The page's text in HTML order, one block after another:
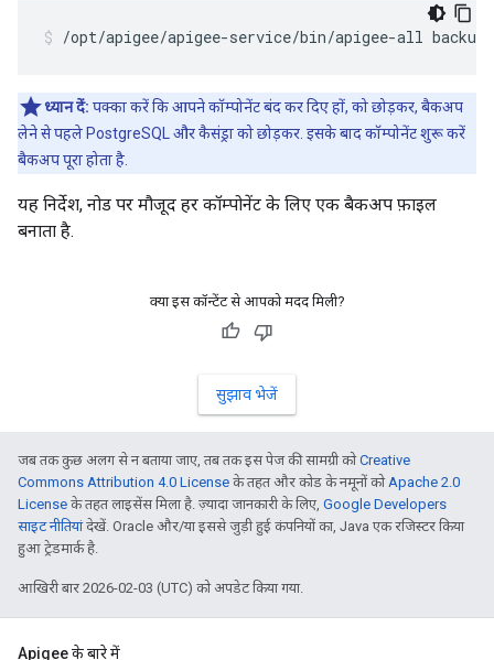
/opt/apigee/apigee-service/bin/apigee-all backup
ध्यान दें: पक्का करें कि आपने कॉम्पोनेंट बंद कर दिए हों, को छोड़कर, बैकअप
लेने से पहले PostgreSQL और कैसंड्रा को छोड़कर. इसके बाद कॉम्पोनेंट शुरू करें
बैकअप पूरा होता है.
यह निर्देश, नोड पर मौजूद हर कॉम्पोनेंट के लिए एक बैकअप फ़ाइल
बनाता है.
क्या इस कॉन्टेंट से आपको मदद मिली?
सुझाव भेजें
जब तक कुछ अलग से न बताया जाए, तब तक इस पेज की सामग्री कोCreative
Commons Attribution 4.0 License के तहत और कोड के नमूनों कोApache 2.0
License के तहत लाइसेंस मिला है. ज़्यादा जानकारी के लिए, Google Developers
साइट नीतियांदेखें. Oracle और/या इससे जुड़ी हुई कंपनियों का, Java एक रजिस्टर किया
हुआ ट्रेडमार्क है.
आखिरी बार 2026-02-03 (UTC) को अपडेट किया गया.
Apigee के बारे में